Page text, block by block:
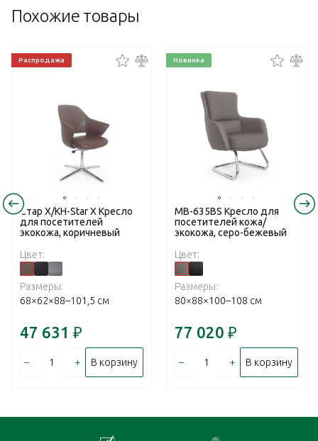
Похожие товары
Распродажа
Стар Х/KH-Star X Кресло
для посетителей
экокожа, коричневый
Цвет:
Размеры:
68×62×88–101,5 см
47 631 ₽
– + В корзину
Новинка
MB-635BS Кресло для
посетителей кожа/
экокожа, серо-бежевый
Цвет:
Размеры:
80×88×100–108 см
77 020 ₽
– + В корзину